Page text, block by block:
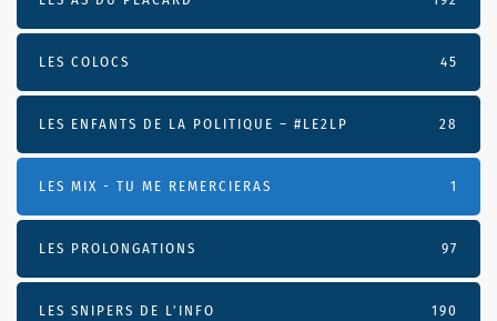
LES COLOCS 45
LES ENFANTS DE LA POLITIQUE – #LE2LP 28
LES MIX - TU ME REMERCIERAS 1
LES PROLONGATIONS 97
LES SNIPERS DE L’INFO 190